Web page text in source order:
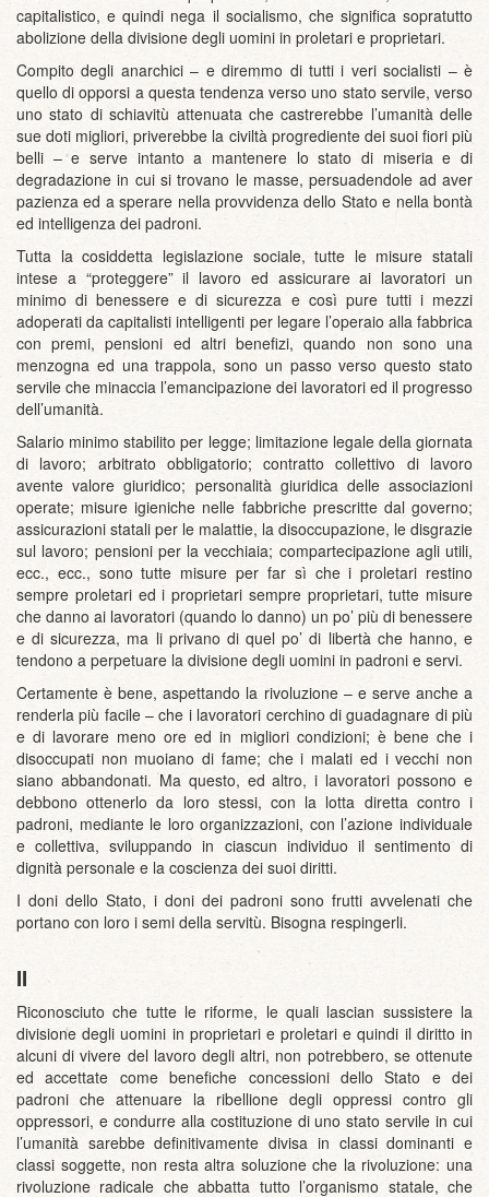
capitalistico, e quindi nega il socialismo, che significa sopratutto
abolizione della divisione degli uomini in proletari e proprietari.
Compito degli anarchici – e diremmo di tutti i veri socialisti – è
quello di opporsi a questa tendenza verso uno stato servile, verso
uno stato di schiavitù attenuata che castrerebbe l’umanità delle
sue doti migliori, priverebbe la civiltà progrediente dei suoi fiori più
belli – e serve intanto a mantenere lo stato di miseria e di
degradazione in cui si trovano le masse, persuadendole ad aver
pazienza ed a sperare nella provvidenza dello Stato e nella bontà
ed intelligenza dei padroni.
Tutta la cosiddetta legislazione sociale, tutte le misure statali
intese a “proteggere” il lavoro ed assicurare ai lavoratori un
minimo di benessere e di sicurezza e così pure tutti i mezzi
adoperati da capitalisti intelligenti per legare l’operaio alla fabbrica
con premi, pensioni ed altri benefizi, quando non sono una
menzogna ed una trappola, sono un passo verso questo stato
servile che minaccia l’emancipazione dei lavoratori ed il progresso
dell’umanità.
Salario minimo stabilito per legge; limitazione legale della giornata
di lavoro; arbitrato obbligatorio; contratto collettivo di lavoro
avente valore giuridico; personalità giuridica delle associazioni
operate; misure igieniche nelle fabbriche prescritte dal governo;
assicurazioni statali per le malattie, la disoccupazione, le disgrazie
sul lavoro; pensioni per la vecchiaia; compartecipazione agli utili,
ecc., ecc., sono tutte misure per far sì che i proletari restino
sempre proletari ed i proprietari sempre proprietari, tutte misure
che danno ai lavoratori (quando lo danno) un po’ più di benessere
e di sicurezza, ma li privano di quel po’ di libertà che hanno, e
tendono a perpetuare la divisione degli uomini in padroni e servi.
Certamente è bene, aspettando la rivoluzione – e serve anche a
renderla più facile – che i lavoratori cerchino di guadagnare di più
e di lavorare meno ore ed in migliori condizioni; è bene che i
disoccupati non muoiano di fame; che i malati ed i vecchi non
siano abbandonati. Ma questo, ed altro, i lavoratori possono e
debbono ottenerlo da loro stessi, con la lotta diretta contro i
padroni, mediante le loro organizzazioni, con l’azione individuale
e collettiva, sviluppando in ciascun individuo il sentimento di
dignità personale e la coscienza dei suoi diritti.
I doni dello Stato, i doni dei padroni sono frutti avvelenati che
portano con loro i semi della servitù. Bisogna respingerli.
II
Riconosciuto che tutte le riforme, le quali lascian sussistere la
divisione degli uomini in proprietari e proletari e quindi il diritto in
alcuni di vivere del lavoro degli altri, non potrebbero, se ottenute
ed accettate come benefiche concessioni dello Stato e dei
padroni che attenuare la ribellione degli oppressi contro gli
oppressori, e condurre alla costituzione di uno stato servile in cui
l’umanità sarebbe definitivamente divisa in classi dominanti e
classi soggette, non resta altra soluzione che la rivoluzione: una
rivoluzione radicale che abbatta tutto l’organismo statale, che